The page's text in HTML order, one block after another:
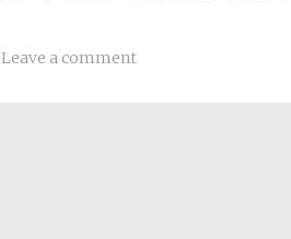
Leave a comment